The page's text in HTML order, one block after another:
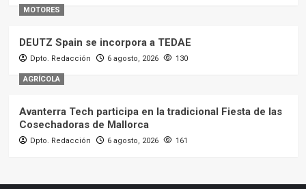
MOTORES
DEUTZ Spain se incorpora a TEDAE
Dpto. Redacción 6 agosto, 2026 130
AGRÍCOLA
Avanterra Tech participa en la tradicional Fiesta de las
Cosechadoras de Mallorca
Dpto. Redacción 6 agosto, 2026 161